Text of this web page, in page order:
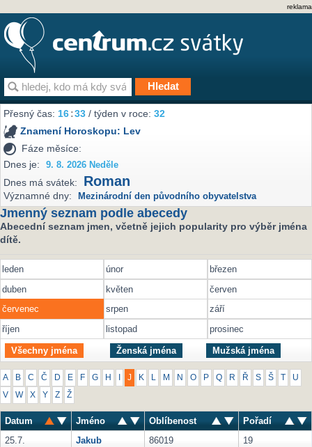
reklama
Přesný čas:16:33 / týden v roce:32
Znamení Horoskopu: Lev
Fáze měsíce:
Dnes je:
9. 8. 2026 Neděle
Dnes má svátek: Roman
Významné dny: Mezinárodní den původního obyvatelstva
Jmenný seznam podle abecedy
Abecední seznam jmen, včetně jejich popularity pro výběr jména
dítě.
leden únor
březen
duben
květen
červen
červenec
srpen
září
říjen
listopad prosinec
Všechny jména Ženská jména Mužská jména
A B C Č D E F G H J K M N O P Q R Ř S Š U
V W X Y Z Ž
Datum Jméno Oblíbenost
Pořadí
25.7.
Jakub 86019
19